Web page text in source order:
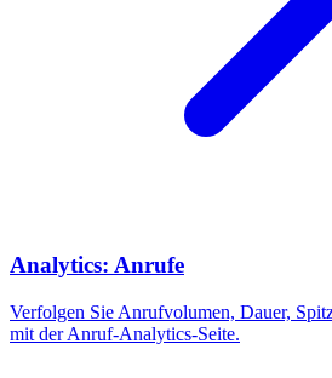
Analytics: Anrufe
Verfolgen Sie Anrufvolumen, Dauer,
mit der Anruf-Analytics-Seite.